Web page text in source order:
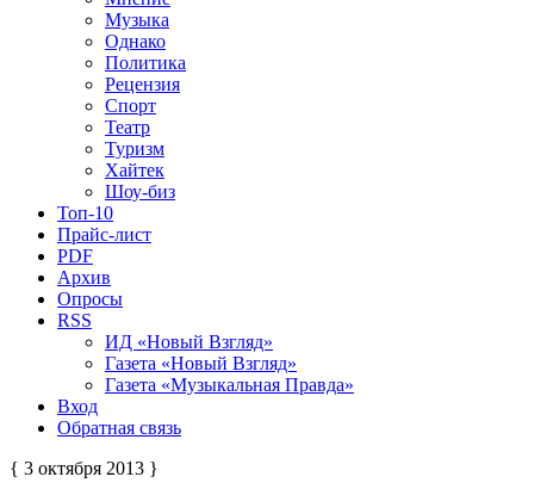
Музыка
Однако
Политика
Рецензия
Спорт
Театр
Туризм
Хайтек
Шоу-биз
Топ-10
Прайс-лист
PDF
Архив
Опросы
RSS
ИД «Новый Взгляд»
Газета «Новый Взгляд»
Газета «Музыкальная Правда»
Вход
Обратная связь
{ 3 октября 2013 }